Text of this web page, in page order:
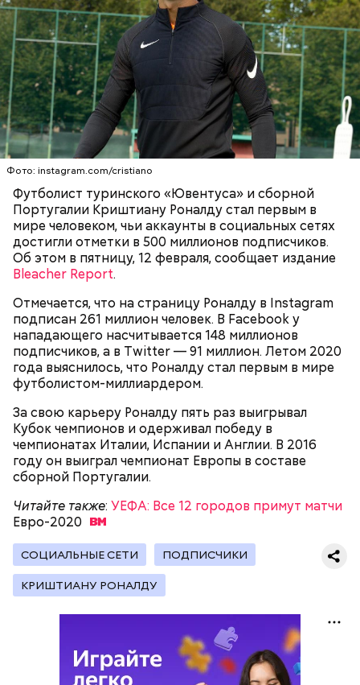
Фото: instagram.com/cristiano
Футболист туринского «Ювентуса» и сборной
Португалии Криштиану Роналду стал первым в
мире человеком, чьи аккаунты в социальных сетях
достигли отметки в 500 миллионов подписчиков.
Об этом в пятницу, 12 февраля, сообщает издание
Bleacher Report.
Отмечается, что на страницу Роналду в Instagram
подписан 261 миллион человек. В Facebook у
нападающего насчитывается 148 миллионов
подписчиков, а в Twitter — 91 миллион. Летом 2020
года выяснилось, что Роналду стал первым в мире
футболистом-миллиардером.
За свою карьеру Роналду пять раз выигрывал
Кубок чемпионов и одерживал победу в
чемпионатах Италии, Испании и Англии. В 2016
году он выиграл чемпионат Европы в составе
сборной Португалии.
Читайте также: УЕФА: Все 12 городов примут матчи
Евро-2020
СОЦИАЛЬНЫЕ СЕТИ ПОДПИСЧИКИ
КРИШТИАНУ РОНАЛДУ
Читайте также:«Землю целует»: мама Овечкина